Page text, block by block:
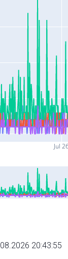
Jul
20:43:55